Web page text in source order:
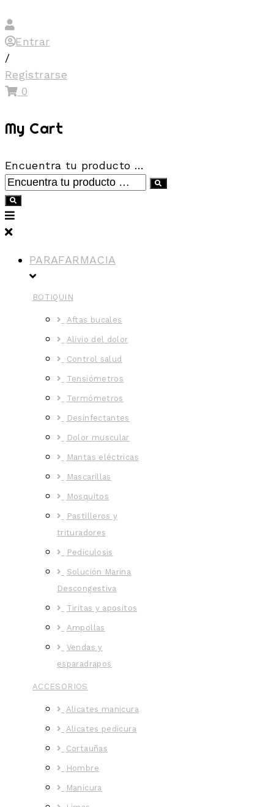
Entrar
/
Registrarse
0
My Cart
Encuentra tu producto …
PARAFARMACIA
BOTIQUIN
Aftas bucales
Alivio del dolor
Control salud
Tensiómetros
Termómetros
Desinfectantes
Dolor muscular
Mantas eléctricas
Mascarillas
Mosquitos
Pastilleros y
trituradores
Pediculosis
Solución Marina
Descongestiva
Tiritas y apositos
Ampollas
Vendas y
esparadrapos
ACCESORIOS
Alicates manicura
Alicates pedicura
Cortauñas
Hombre
Manicura